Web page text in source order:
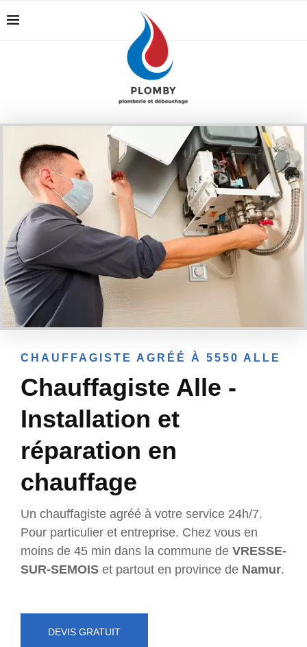
CHAUFFAGISTE AGRÉÉ À 5550 ALLE
Chauffagiste Alle -
Installation et
réparation en
chauffage
Un chauffagiste agréé à votre service 24h/7.
Pour particulier et entreprise. Chez vous en
moins de 45 min dans la commune de VRESSE-
SUR-SEMOIS et partout en province de Namur.
DEVIS GRATUIT